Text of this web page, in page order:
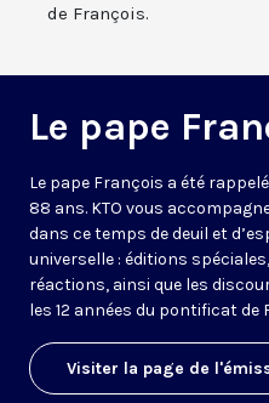
de François.
Le pape
Le pape François a été rappelé
88 ans. KTO vous
dans ce temps de deuil et
universelle : éditions
réactions, ainsi que les
les 12 années du pontificat de
Visiter la page de